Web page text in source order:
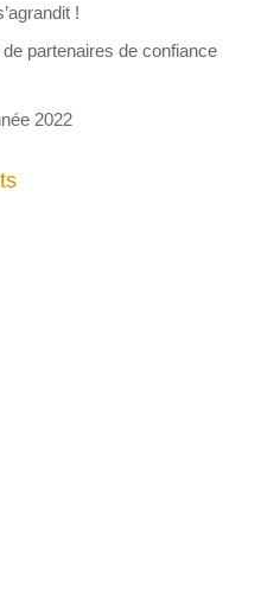
!
partenaires de confiance
2022